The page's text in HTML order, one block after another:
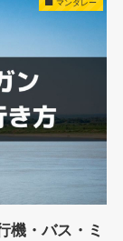
マンダレー
機・バス・ミ